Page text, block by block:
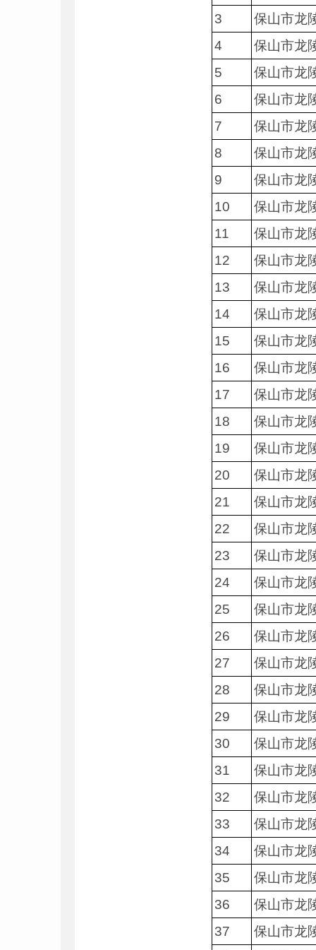
3
保山市龙
4
保山市龙
5
保山市龙
6
保山市龙
7
保山市龙
8
保山市龙
9
保山市龙
10
保山市龙
11
保山市龙
12
保山市龙
13
保山市龙
14
保山市龙
15
保山市龙
16
保山市龙
17
保山市龙
18
保山市龙
19
保山市龙
20
保山市龙
21
保山市龙
22
保山市龙
23
保山市龙
24
保山市龙
25
保山市龙
26
保山市龙
27
保山市龙
28
保山市龙
29
保山市龙
30
保山市龙
31
保山市龙
32
保山市龙
33
保山市龙
34
保山市龙
35
保山市龙
36
保山市龙
37
保山市龙